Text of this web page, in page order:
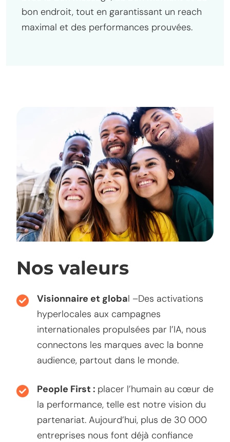
bon endroit, tout en garantissant un reach
maximal et des performances prouvées.
Nos valeurs
Visionnaire et global –Des activations
hyperlocales aux campagnes
internationales propulsées par l’IA, nous
connectons les marques avec la bonne
audience, partout dans le monde.
People First : placer l’humain au cœur de
la performance, telle est notre vision du
partenariat. Aujourd’hui, plus de 30 000
entreprises nous font déjà confiance